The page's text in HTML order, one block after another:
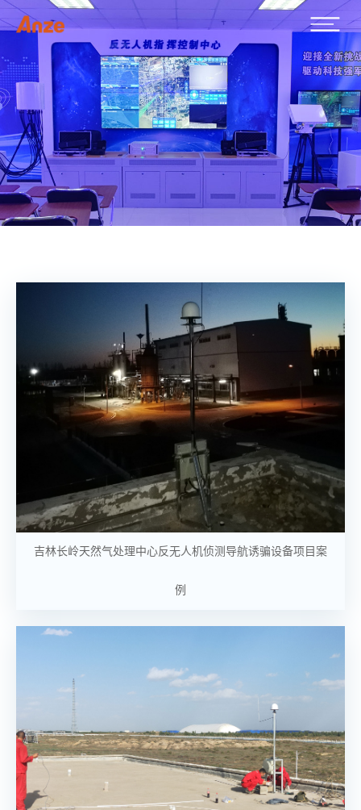
吉林长岭天然气处理中心反无人机侦测导航诱骗设备项目案
例